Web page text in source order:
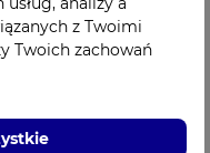
z Twoimi
Twoich zachowań